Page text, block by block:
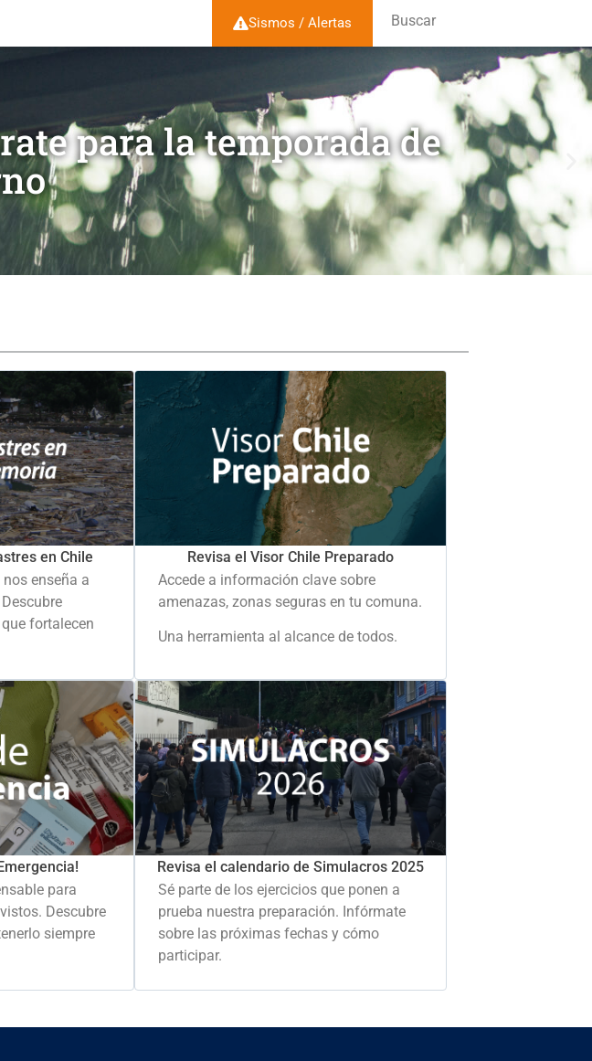
Sismos / Alertas Buscar
para la temporada de
en Chile
enseña a
fortalecen
Revisa el Visor Chile Preparado
Accede a información clave sobre
amenazas, zonas seguras en tu comuna.
Una herramienta al alcance de todos.
para
Descubre
siempre
Revisa el calendario de Simulacros 2025
Sé parte de los ejercicios que ponen a
prueba nuestra preparación. Infórmate
sobre las próximas fechas y cómo
participar.